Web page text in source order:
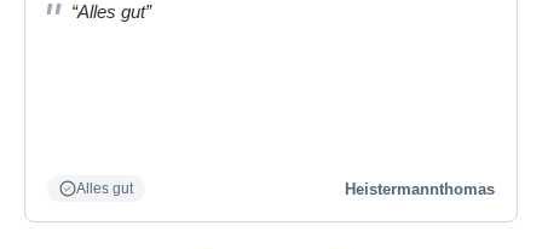
“Alles gut”
Alles gut Heistermannthomas